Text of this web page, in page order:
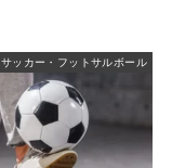
サッカー・フットサルボール